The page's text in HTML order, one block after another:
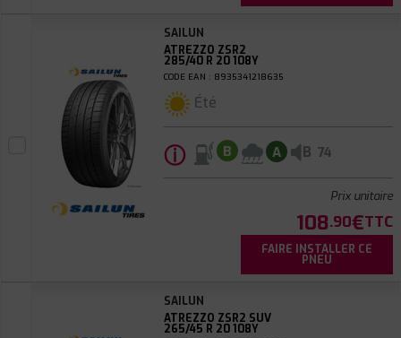
SAILUN
ATREZZO ZSR2
285/40 R 20 108Y
CODE EAN : 8935341218635
Été
ⓘ B A B 74
Prix unitaire
108.90€TTC
FAIRE INSTALLER CE
PNEU
SAILUN
ATREZZO ZSR2 SUV
265/45 R 20 108Y